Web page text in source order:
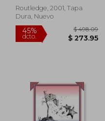
45%
dcto. $ 90.07
Hans
Routledge, 2001, Tapa
Dura, Nuevo